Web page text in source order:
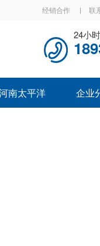
经销合作 联
24小
南太平洋 企业